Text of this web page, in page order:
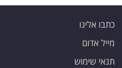
אחרינו:
כתבו אלינו
מייל אדום
תנאי שימוש